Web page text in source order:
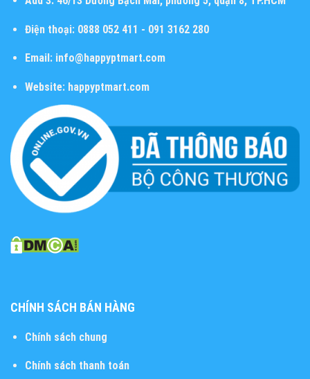
Điện thoại:0888 052 411 - 091 3162 280
Email:info@happyptmart.com
Website: happyptmart.com
CHÍNH SÁCH BÁN HÀNG
Chính sách chung
Chính sách thanh toán